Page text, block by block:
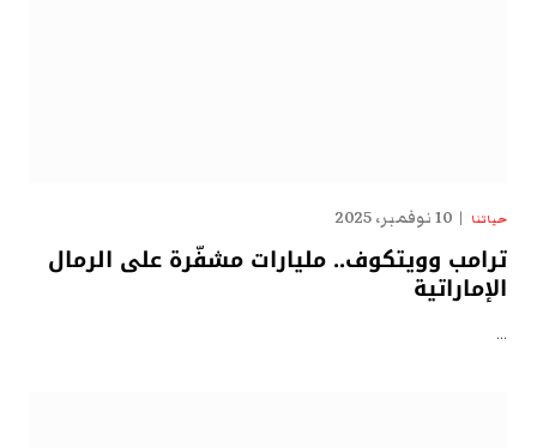
حياتنا 10 نوفمبر، 2025
ترامب وويتكوف.. مليارات مشفّرة على الرمال
الإماراتية
…